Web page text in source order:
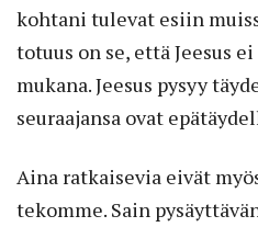
kohtani tulevat esiin
totuus on se, että Jeesus
mukana. Jeesus pysyy
seuraajansa ovat
Aina ratkaisevia eivät
tekomme. Sain